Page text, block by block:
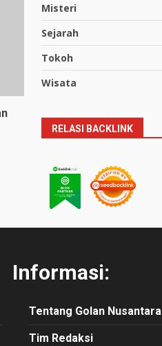
Misteri
Sejarah
Tokoh
Wisata
RELASI BACKLINK
Informasi:
Tentang Golan Nusantara
Tim Redaksi